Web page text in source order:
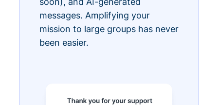
messages. Amplifying your
mission to large groups has never
been easier.